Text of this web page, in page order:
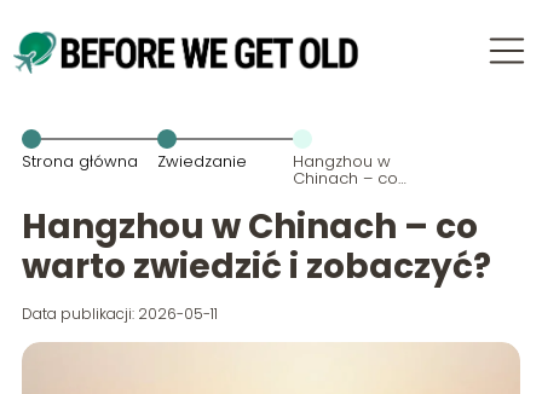
Strona główna Zwiedzanie Hangzhou w
Chinach – co
zwiedzić i
zobaczyć?
Hangzhou w Chinach – co
warto zwiedzić i zobaczyć?
Data publikacji: 2026-05-11